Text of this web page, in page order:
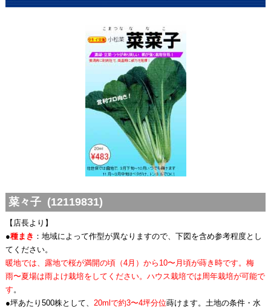
菜々子 (12119831)
【店長より】
●種まき ：地域によって作型が異なりますので、下図を含め参考程度とし
てください。
暖地では、露地で桜が満開の頃（4月）から10〜月頃が蒔き時です。梅
雨〜夏場は雨よけ栽培をしてください。ハウス栽培では周年栽培が可能で
す 。
●坪あたり500株として、 20mlで約3〜4坪分位蒔けます。土地の条件・水